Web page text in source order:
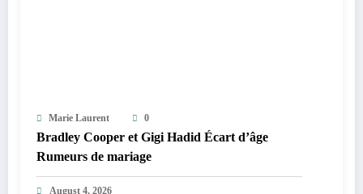
Marie Laurent 0
Bradley Cooper et Gigi Hadid Écart d’âge
Rumeurs de mariage
August 4, 2026